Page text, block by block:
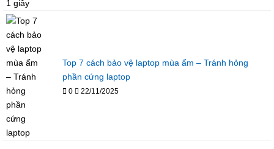
Top 7 cách bảo vệ laptop mùa ẩm – Tránh hỏng
phần cứng laptop
0 22/11/2025